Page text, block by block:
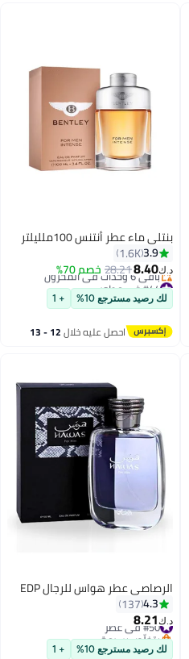
بنتلي ماء عطر أنتنس 100ملليلتر
3.9
1.6K
د.ك‏8.40
28.21خصم 70%
#44 في عطور
أقل سعر في 7 يوم
باقي 6 وحدات في المخزون
لك رصيد مسترجع 10% + 1
احصل عليه خلال 12 - 13
الرصاصي عطر هواس للرجال EDP
4.3
137
د.ك‏8.21
#50 في عطر
بتخلّص بسرعة
#50 في عطر
لك رصيد مسترجع 10% + 1